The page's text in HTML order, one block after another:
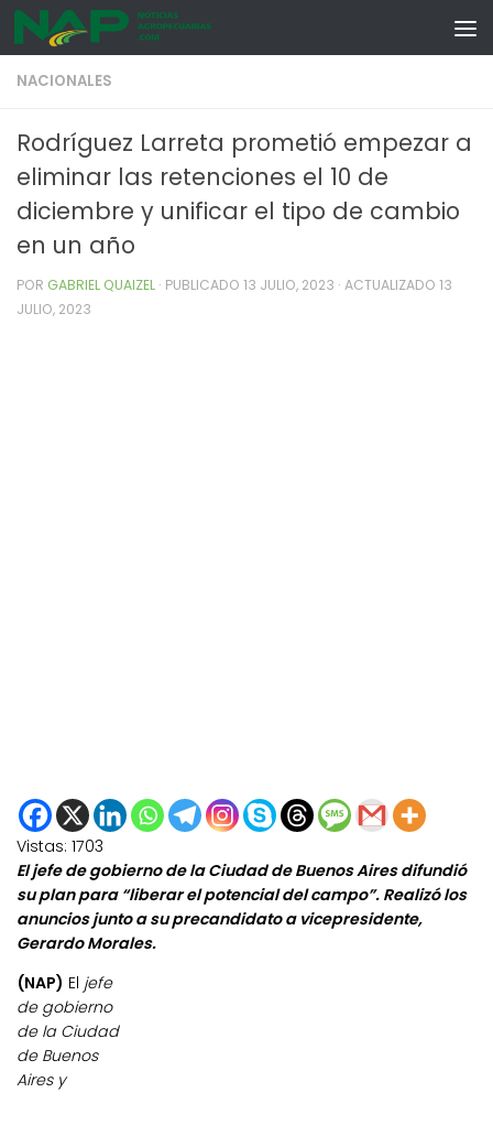
Skip to content
NACIONALES
Rodríguez Larreta prometió empezar a
eliminar las retenciones el 10 de
diciembre y unificar el tipo de cambio
en un año
POR GABRIEL QUAIZEL · PUBLICADO 13 JULIO, 2023 · ACTUALIZADO 13
JULIO, 2023
Vistas: 1703
El jefe de gobierno de la Ciudad de Buenos Aires difundió
su plan para “liberar el potencial del campo”. Realizó los
anuncios junto a su precandidato a vicepresidente,
Gerardo Morales.
(NAP) El jefe
de gobierno
de la Ciudad
de Buenos
Aires y